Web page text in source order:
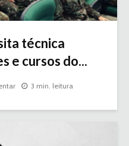
técnica
e cursos do...
3 min. leitura